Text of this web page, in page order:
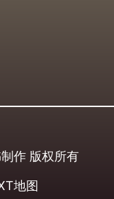
作 版权所有
地图